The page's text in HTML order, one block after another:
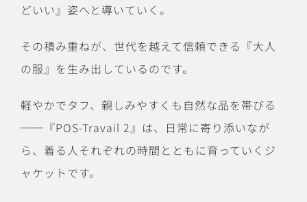
どいい』姿へと導いていく。
その積み重ねが、世代を越えて信頼できる『大人
の服』を生み出しているのです。
軽やかでタフ、親しみやすくも自然な品を帯びる
──『POS-Travail 2』は、日常に寄り添いなが
ら、着る人それぞれの時間とともに育っていくジ
ャケットです。